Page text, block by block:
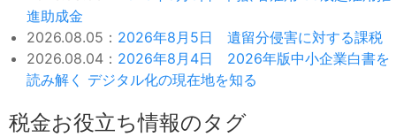
進助成金
2026.08.05： 2026年8月5日 遺留分侵害に対する課税
2026.08.04： 2026年8月4日 2026年版中小企業白書を
読み解く デジタル化の現在地を知る
税金お役立ち情報のタグ